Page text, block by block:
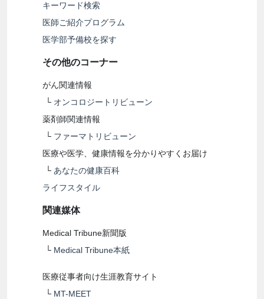
キーワード検索
医師ご紹介プログラム
医学部予備校を探す
その他のコーナー
がん関連情報
└ オンコロジートリビューン
薬剤師関連情報
└ ファーマトリビューン
医療や医学、健康情報を分かりやすくお届け
└ あなたの健康百科
ライフスタイル
関連媒体
Medical Tribune新聞版
└ Medical Tribune本紙
医療従事者向け生涯教育サイト
└ MT-MEET